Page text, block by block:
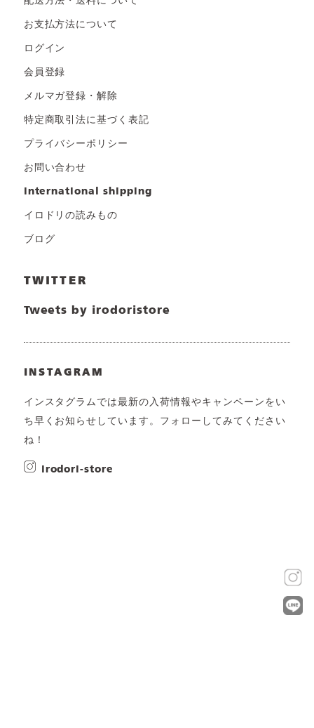
お支払方法について
ログイン
会員登録
メルマガ登録・解除
特定商取引法に基づく表記
プライバシーポリシー
お問い合わせ
international shipping
イロドリの読みもの
ブログ
TWITTER
Tweets by irodoristore
INSTAGRAM
インスタグラムでは最新の入荷情報やキャンペーンをい
ち早くお知らせしています。フォローしてみてください
ね！
irodori-store